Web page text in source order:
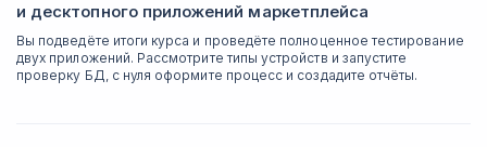
и десктопного приложений маркетплейса
Вы подведёте итоги курса и проведёте полноценное тестирование
двух приложений. Рассмотрите типы устройств и запустите
проверку БД, с нуля оформите процесс и создадите отчёты.